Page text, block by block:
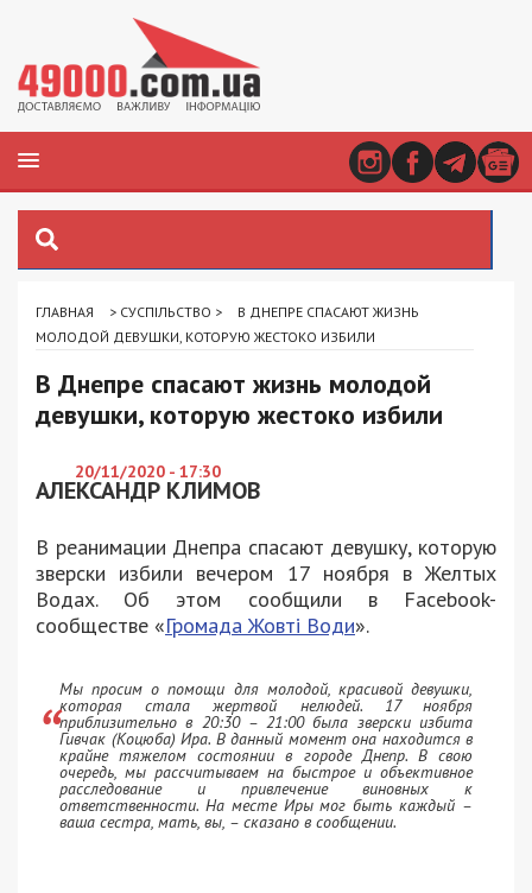
ГЛАВНАЯ > СУСПІЛЬСТВО >
В ДНЕПРЕ СПАСАЮТ ЖИЗНЬ
МОЛОДОЙ ДЕВУШКИ, КОТОРУЮ ЖЕСТОКО ИЗБИЛИ
В Днепре спасают жизнь молодой
девушки, которую жестоко избили
20/11/2020 - 17:30
АЛЕКСАНДР КЛИМОВ
В реанимации Днепра спасают девушку, которую
зверски избили вечером 17 ноября в Желтых
Водах. Об этом сообщили в Facebook-
сообществе «Громада Жовті Води».
Мы просим о помощи для молодой, красивой девушки,
которая стала жертвой нелюдей. 17 ноября
приблизительно в 20:30 – 21:00 была зверски избита
Гивчак (Коцюба) Ира. В данный момент она находится в
крайне тяжелом состоянии в городе Днепр. В свою
очередь, мы рассчитываем на быстрое и объективное
расследование и привлечение виновных к
ответственности. На месте Иры мог быть каждый –
ваша сестра, мать, вы, – сказано в сообщении.